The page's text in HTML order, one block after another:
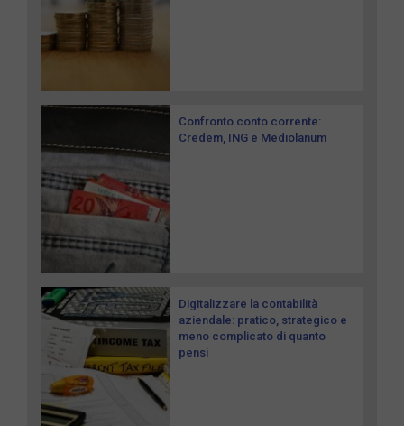
Confronto conto corrente:
Credem, ING e Mediolanum
Digitalizzare la contabilità
aziendale: pratico, strategico e
meno complicato di quanto
pensi